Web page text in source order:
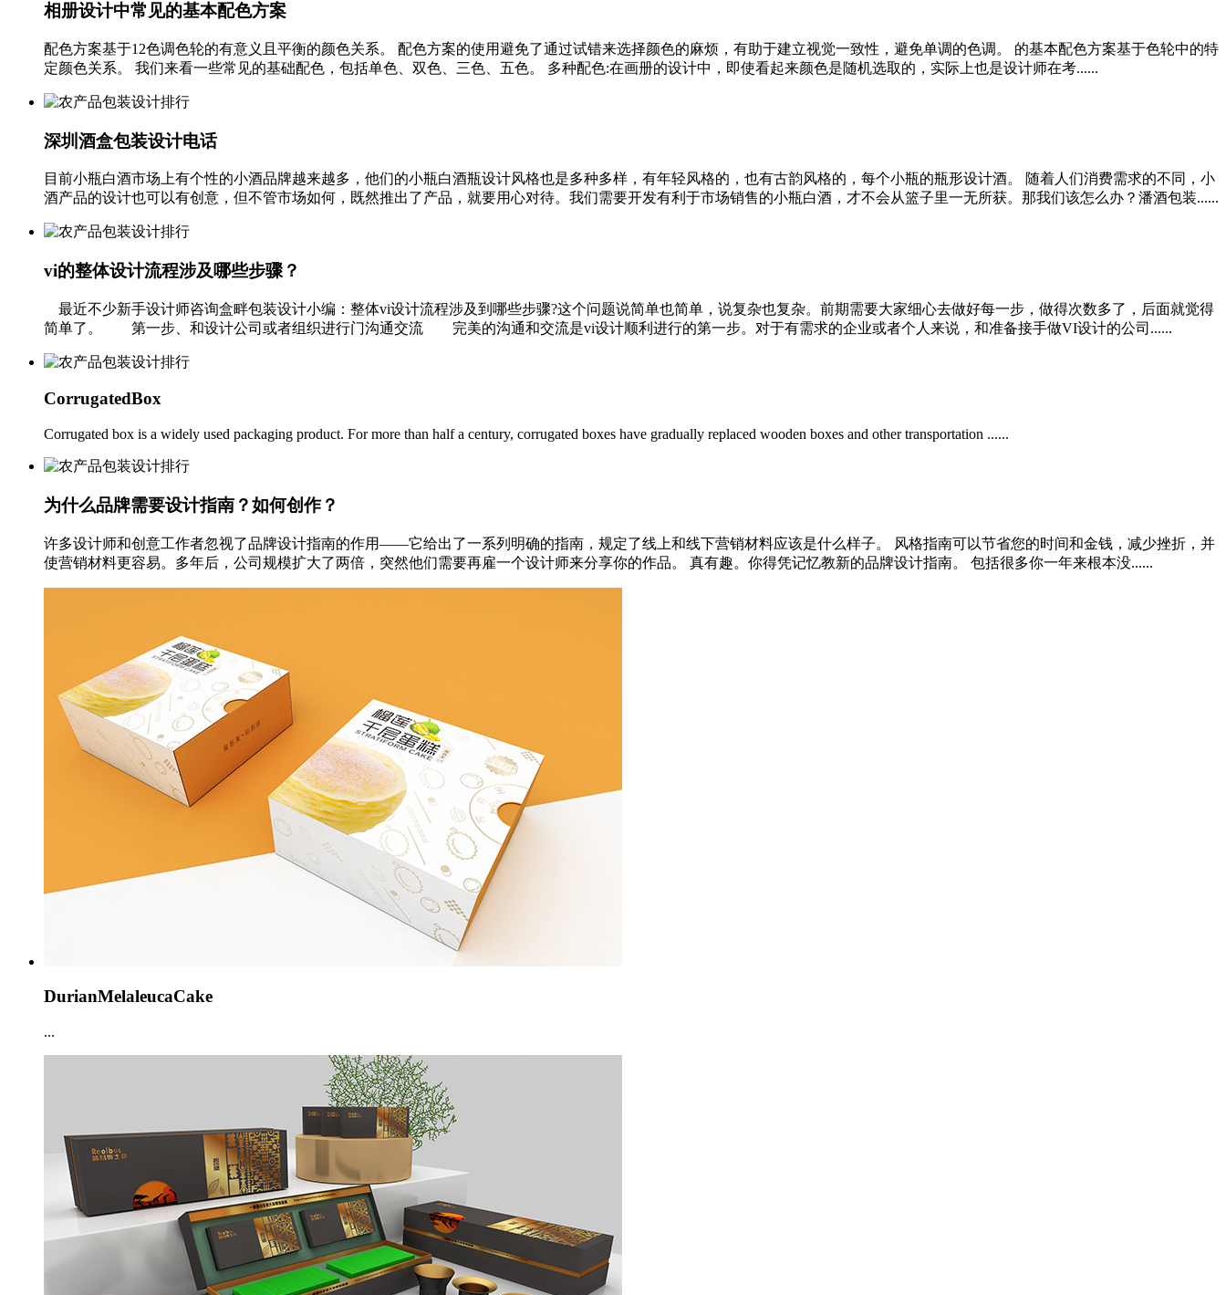
相册设计中常见的基本配色方案
配色方案基于12色调色轮的有意义且平衡的颜色关系。 配色方案的使用避免了通过试错来选择颜色的麻烦，有助于建立视觉一致性，避免单调的色调。 的基本配色方案基于色轮中的特
定颜色关系。 我们来看一些常见的基础配色，包括单色、双色、三色、五色。 多种配色:在画册的设计中，即使看起来颜色是随机选取的，实际上也是设计师在考......
深圳酒盒包装设计电话
目前小瓶白酒市场上有个性的小酒品牌越来越多，他们的小瓶白酒瓶设计风格也是多种多样，有年轻风格的，也有古韵风格的，每个小瓶的瓶形设计酒。 随着人们消费需求的不同，小
酒产品的设计也可以有创意，但不管市场如何，既然推出了产品，就要用心对待。我们需要开发有利于市场销售的小瓶白酒，才不会从篮子里一无所获。那我们该怎么办？潘酒包装......
vi的整体设计流程涉及哪些步骤？
最近不少新手设计师咨询盒畔包装设计小编：整体vi设计流程涉及到哪些步骤?这个问题说简单也简单，说复杂也复杂。前期需要大家细心去做好每一步，做得次数多了，后面就觉得
简单了。 第一步、和设计公司或者组织进行门沟通交流 完美的沟通和交流是vi设计顺利进行的第一步。对于有需求的企业或者个人来说，和准备接手做VI设计的公司......
CorrugatedBox
Corrugated box is a widely used packaging product. For more than half a century, corrugated boxes have gradually replaced wooden boxes and other transportation ......
为什么品牌需要设计指南？如何创作？
许多设计师和创意工作者忽视了品牌设计指南的作用——它给出了一系列明确的指南，规定了线上和线下营销材料应该是什么样子。 风格指南可以节省您的时间和金钱，减少挫折，并
使营销材料更容易。多年后，公司规模扩大了两倍，突然他们需要再雇一个设计师来分享你的作品。 真有趣。你得凭记忆教新的品牌设计指南。 包括很多你一年来根本没......
DurianMelaleucaCake
...